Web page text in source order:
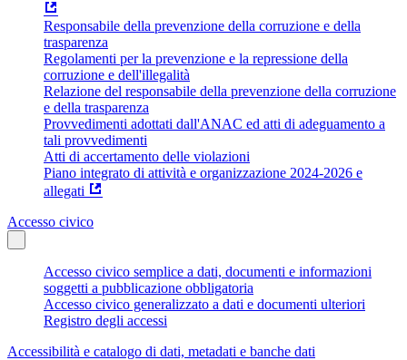
Responsabile della prevenzione della corruzione e della
trasparenza
Regolamenti per la prevenzione e la repressione della
corruzione e dell'illegalità
Relazione del responsabile della prevenzione della corruzione
e della trasparenza
Provvedimenti adottati dall'ANAC ed atti di adeguamento a
tali provvedimenti
Atti di accertamento delle violazioni
Piano integrato di attività e organizzazione 2024-2026 e
allegati
Accesso civico
Accesso civico semplice a dati, documenti e informazioni
soggetti a pubblicazione obbligatoria
Accesso civico generalizzato a dati e documenti ulteriori
Registro degli accessi
Accessibilità e catalogo di dati, metadati e banche dati